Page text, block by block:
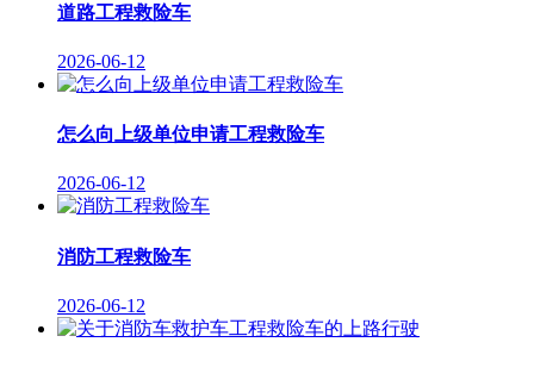
道路工程救险车
2026-06-12
怎么向上级单位申请工程救险车
2026-06-12
消防工程救险车
2026-06-12